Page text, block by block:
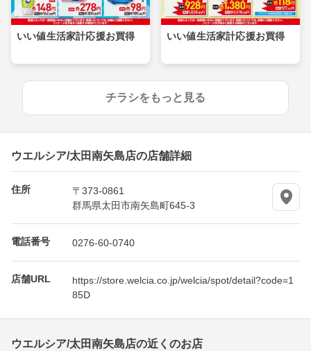
いい値生活家計応援お買得 いい値生活家計応援お買得
チラシをもっと見る
ウエルシア/太田南矢島店の店舗詳細
住所
〒373-0861
群馬県太田市南矢島町645-3
電話番号 0276-60-0740
店舗URL
https://store.welcia.co.jp/welcia/spot/detail?code=1
85D
ウエルシア/太田南矢島店の近くのお店